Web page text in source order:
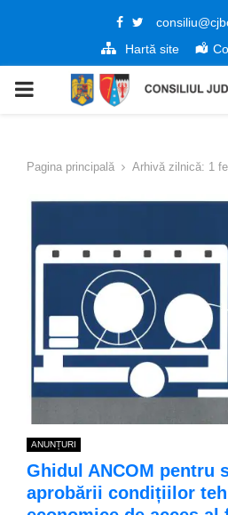
Facebook
Twitter
Hartă site
PRIMARY
Pagina principală Arhivă zilnică: 1
ANUNȚURI
Ghidul ANCOM pentru
aprobării condițiilor